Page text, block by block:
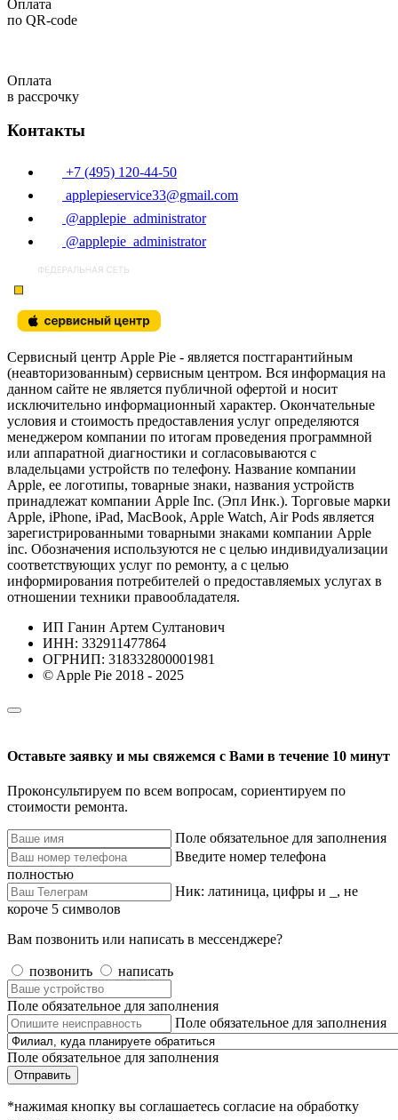
Оплата
по QR-code
Оплата
в рассрочку
Контакты
+7 (495) 120-44-50
applepieservice33@gmail.com
@applepie_administrator
@applepie_administrator
Сервисный центр Apple Pie - является постгарантийным
(неавторизованным) сервисным центром. Вся информация на
данном сайте не является публичной офертой и носит
исключительно информационный характер. Окончательные
условия и стоимость предоставления услуг определяются
менеджером компании по итогам проведения программной
или аппаратной диагностики и согласовываются с
владельцами устройств по телефону. Название компании
Apple, ее логотипы, товарные знаки, названия устройств
принадлежат компании Apple Inc. (Эпл Инк.). Торговые марки
Apple, iPhone, iPad, MacBook, Apple Watch, Air Pods является
зарегистрированными товарными знаками компании Apple
inc. Обозначения используются не с целью индивидуализации
соответствующих услуг по ремонту, а с целью
информирования потребителей о предоставляемых услугах в
отношении техники правообладателя.
ИП Ганин Артем Султанович
ИНН: 332911477864
ОГРНИП: 318332800001981
© Apple Pie 2018 - 2025
Оставьте заявку и мы свяжемся с Вами в течение 10 минут
Проконсультируем по всем вопросам, сориентируем по
стоимости ремонта.
Поле обязательное для заполнения
Введите номер телефона
полностью
Ник: латиница, цифры и _, не
короче 5 символов
Вам позвонить или написать в мессенджере?
позвонить написать
Поле обязательное для заполнения
Поле обязательное для заполнения
Поле обязательное для заполнения
Отправить
*нажимая кнопку вы соглашаетесь согласие на обработку